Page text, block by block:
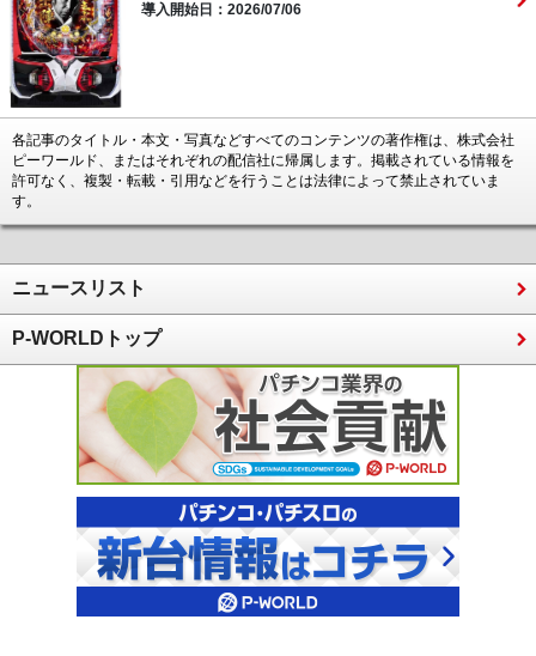
導入開始日：2026/07/06
各記事のタイトル・本文・写真などすべてのコンテンツの著作権は、株式会社
ピーワールド、またはそれぞれの配信社に帰属します。掲載されている情報を
許可なく、複製・転載・引用などを行うことは法律によって禁止されていま
す。
ニュースリスト
P-WORLDトップ